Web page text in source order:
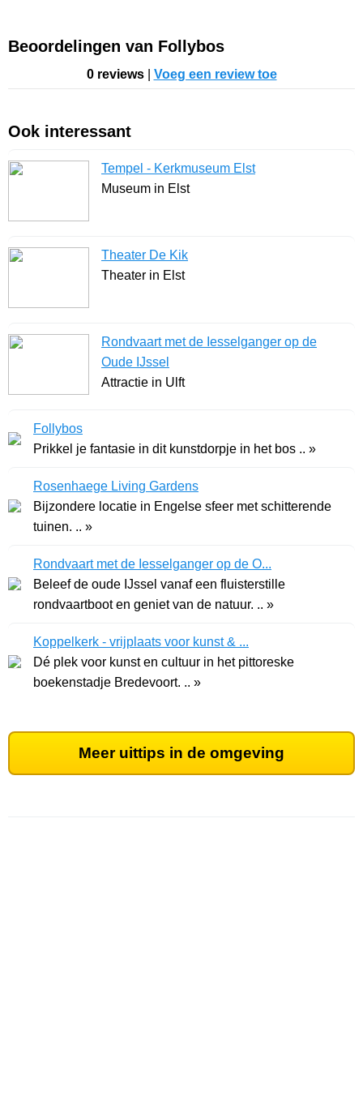
Beoordelingen van Follybos
0 reviews| Voeg een review toe
Ook interessant
Tempel - Kerkmuseum Elst
Museum in Elst
Theater De Kik
Theater in Elst
Rondvaart met de Iesselganger op de
Oude IJssel
Attractie in Ulft
Follybos
Prikkel je fantasie in dit kunstdorpje in het bos .. »
Rosenhaege Living Gardens
Bijzondere locatie in Engelse sfeer met schitterende
tuinen. .. »
Rondvaart met de Iesselganger op de O...
Beleef de oude IJssel vanaf een fluisterstille
rondvaartboot en geniet van de natuur. .. »
Koppelkerk - vrijplaats voor kunst & ...
Dé plek voor kunst en cultuur in het pittoreske
boekenstadje Bredevoort. .. »
Meer uittips in de omgeving